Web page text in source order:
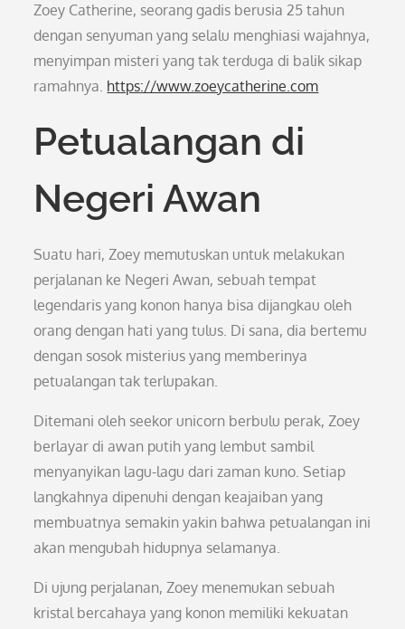
Zoey Catherine, seorang gadis berusia 25 tahun
dengan senyuman yang selalu menghiasi wajahnya,
menyimpan misteri yang tak terduga di balik sikap
ramahnya. https://www.zoeycatherine.com
Petualangan di
Negeri Awan
Suatu hari, Zoey memutuskan untuk melakukan
perjalanan ke Negeri Awan, sebuah tempat
legendaris yang konon hanya bisa dijangkau oleh
orang dengan hati yang tulus. Di sana, dia bertemu
dengan sosok misterius yang memberinya
petualangan tak terlupakan.
Ditemani oleh seekor unicorn berbulu perak, Zoey
berlayar di awan putih yang lembut sambil
menyanyikan lagu-lagu dari zaman kuno. Setiap
langkahnya dipenuhi dengan keajaiban yang
membuatnya semakin yakin bahwa petualangan ini
akan mengubah hidupnya selamanya.
Di ujung perjalanan, Zoey menemukan sebuah
kristal bercahaya yang konon memiliki kekuatan